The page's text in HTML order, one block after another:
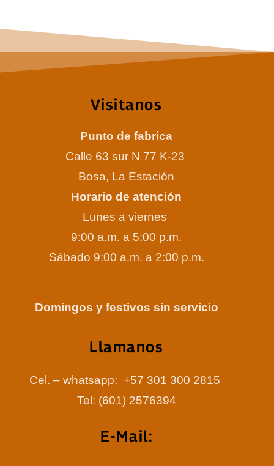
Visitanos
Punto de fabrica
Calle 63 sur N 77 K-23
Bosa, La Estación
Horario de atención
Lunes a viernes
9:00 a.m. a 5:00 p.m.
Sábado 9:00 a.m. a 2:00 p.m.
Domingos y festivos sin servicio
Llamanos
Cel. – whatsapp: +57 301 300 2815
Tel: (601) 2576394
E-Mail: